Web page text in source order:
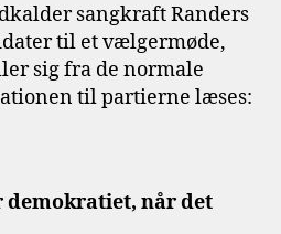
sangkraft Randers
til et vælgermøde,
sig fra de normale
til partierne læses:
når det